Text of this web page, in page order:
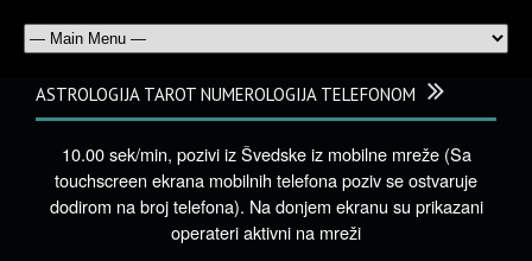
ASTROLOGIJA TAROT NUMEROLOGIJA TELEFONOM
10.00 sek/min, pozivi iz Švedske iz mobilne mreže (Sa
touchscreen ekrana mobilnih telefona poziv se ostvaruje
dodirom na broj telefona). Na donjem ekranu su prikazani
operateri aktivni na mreži